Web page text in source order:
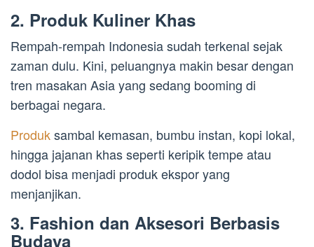
2. Produk Kuliner Khas
Rempah-rempah Indonesia sudah terkenal sejak
zaman dulu. Kini, peluangnya makin besar dengan
tren masakan Asia yang sedang booming di
berbagai negara.
Produksambal kemasan, bumbu instan, kopi lokal,
hingga jajanan khas seperti keripik tempe atau
dodol bisa menjadi produk ekspor yang
menjanjikan.
3. Fashion dan Aksesori Berbasis
Budaya